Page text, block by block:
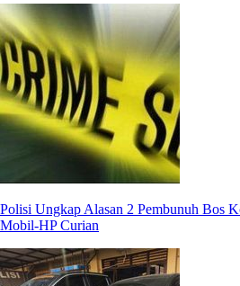
Polisi Ungkap Alasan 2 Pembunuh Bos
Mobil-HP Curian